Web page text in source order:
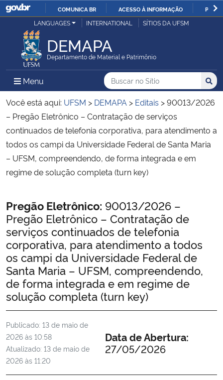
IR
O
COMUNICA BR ACESSO À INFORMAÇÃO
Ministério da Justiça e Segurança Pública
Ministério da Defesa
Ministério das Relações Exteriores
Ministério da Economia
Ministério da Infraestrutura
Ministério da Agricultura, Pecuária e Abastecimento
Ministério da Educação
Ministério da Cidadania
Ministério da Saúde
Ministério de Minas e Energia
Ministério da Ciência, Tecnologia, Inovações e Comunicações
Ministério do Meio Ambiente
Ministério do Turismo
LANGUAGES INTERNATIONAL SÍTIOS DA UFSM
DEMAPA
Departamento de Material e Patrimônio
Menu Menu Principal do Sítio
Busca
Buscar no no Sítio
Busca:
Você está aqui: UFSM > DEMAPA > Editais >90013/2026
– Pregão Eletrônico – Contratação de serviços
continuados de telefonia corporativa, para atendimento a
todos os campi da Universidade Federal de Santa Maria
– UFSM, compreendendo, de forma integrada e em
regime de solução completa (turn key)
Início do conteúdo
Pregão Eletrônico: 90013/2026 –
Pregão Eletrônico – Contratação de
serviços continuados de telefonia
corporativa, para atendimento a todos
os campi da Universidade Federal de
Santa Maria – UFSM, compreendendo,
de forma integrada e em regime de
solução completa (turn key)
Publicado: 13 de maio de
2026 às 10:58
Atualizado: 13 de maio de
2026 às 11:20
Data de Abertura:
27/05/2026